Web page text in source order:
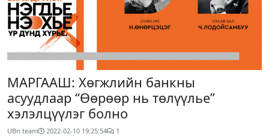
МАРГААШ: Хөгжлийн банкны
асуудлаар “Өөрөөр нь төлүүлье”
хэлэлцүүлэг болно
UBn team 2022-02-10 19:25:54 1